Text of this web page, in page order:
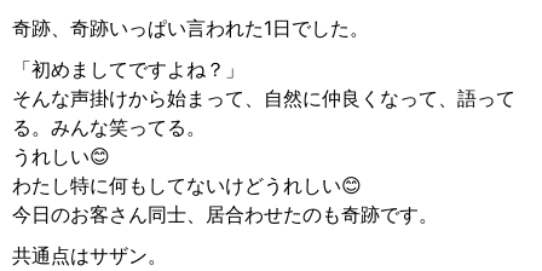
奇跡、奇跡いっぱい言われた1日でした。
「初めましてですよね？」
そんな声掛けから始まって、自然に仲良くなって、語って
る。みんな笑ってる。
うれしい😊
わたし特に何もしてないけどうれしい😊
今日のお客さん同士、居合わせたのも奇跡です。
共通点はサザン。